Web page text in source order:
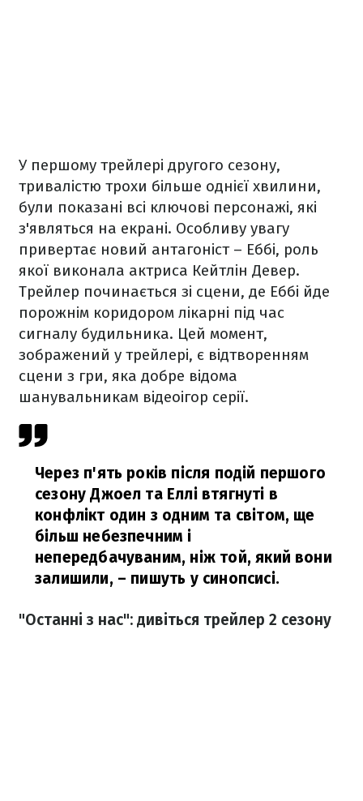
У першому трейлері другого сезону,
тривалістю трохи більше однієї хвилини,
були показані всі ключові персонажі, які
з'являться на екрані. Особливу увагу
привертає новий антагоніст – Еббі, роль
якої виконала актриса Кейтлін Девер.
Трейлер починається зі сцени, де Еббі йде
порожнім коридором лікарні під час
сигналу будильника. Цей момент,
зображений у трейлері, є відтворенням
сцени з гри, яка добре відома
шанувальникам відеоігор серії.
Через п'ять років після подій першого
сезону Джоел та Еллі втягнуті в
конфлікт один з одним та світом, ще
більш небезпечним і
непередбачуваним, ніж той, який вони
залишили, – пишуть у синопсисі.
"Останні з нас": дивіться трейлер 2 сезону